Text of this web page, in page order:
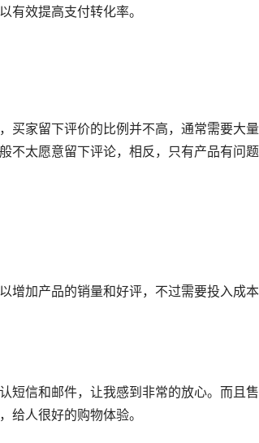
有效提高支付转化率。
买家留下评价的比例并不高，通常需要大
不太愿意留下评论，相反，只有产品有问题
增加产品的销量和好评，不过需要投入成
短信和邮件，让我感到非常的放心。而且
给人很好的购物体验。